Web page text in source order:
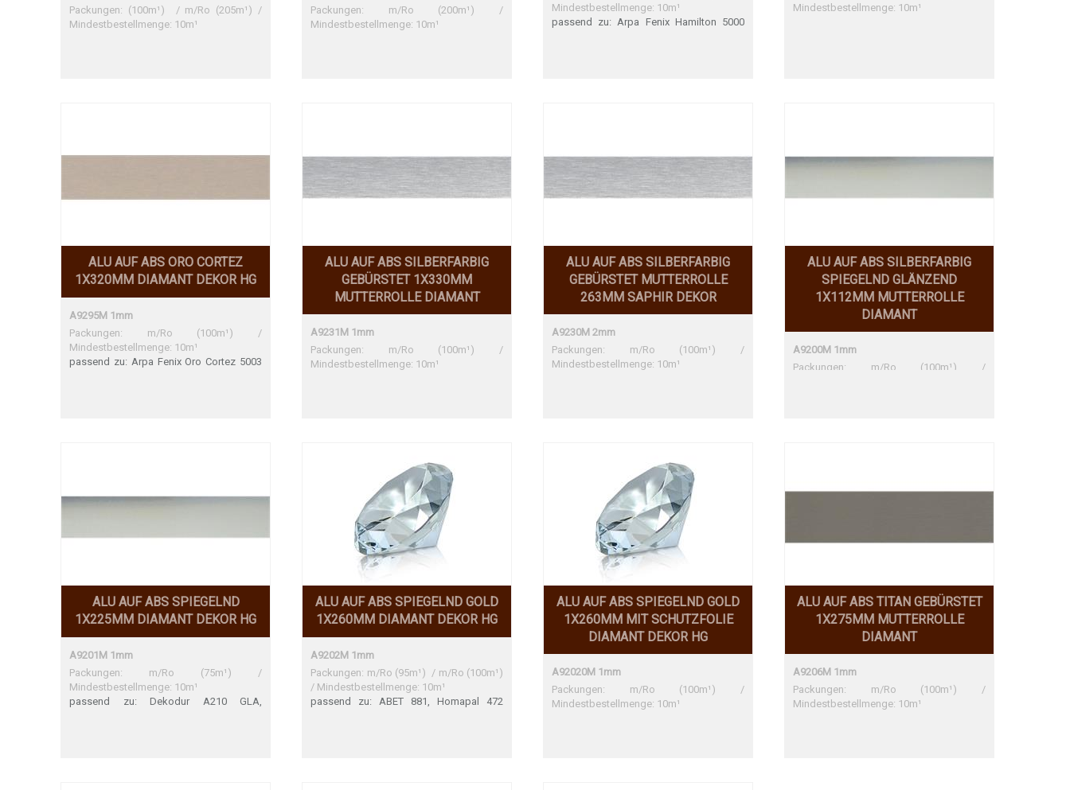
Packungen: (100m¹) / m/Ro (205m¹) /
Mindestbestellmenge: 10m¹
Packungen: m/Ro (200m¹) /
Mindestbestellmenge: 10m¹
Mindestbestellmenge: 10m¹
passend zu: Arpa Fenix Hamilton 5000
Mindestbestellmenge: 10m¹
ALU AUF ABS ORO CORTEZ
1X320MM DIAMANT DEKOR HG
A9295M 1mm
Packungen: m/Ro (100m¹) /
Mindestbestellmenge: 10m¹
passend zu: Arpa Fenix Oro Cortez 5003
ALU AUF ABS SILBERFARBIG
GEBÜRSTET 1X330MM
MUTTERROLLE DIAMANT
A9231M 1mm
Packungen: m/Ro (100m¹) /
Mindestbestellmenge: 10m¹
ALU AUF ABS SILBERFARBIG
GEBÜRSTET MUTTERROLLE
263MM SAPHIR DEKOR
A9230M 2mm
Packungen: m/Ro (100m¹) /
Mindestbestellmenge: 10m¹
ALU AUF ABS SILBERFARBIG
SPIEGELND GLÄNZEND
1X112MM MUTTERROLLE
DIAMANT
A9200M 1mm
Packungen: m/Ro (100m¹) /
ALU AUF ABS SPIEGELND
1X225MM DIAMANT DEKOR HG
A9201M 1mm
Packungen: m/Ro (75m¹) /
Mindestbestellmenge: 10m¹
passend zu: Dekodur A210 GLA,
ALU AUF ABS SPIEGELND GOLD
1X260MM DIAMANT DEKOR HG
A9202M 1mm
Packungen: m/Ro (95m¹) / m/Ro (100m¹)
/ Mindestbestellmenge: 10m¹
passend zu: ABET 881, Homapal 472
ALU AUF ABS SPIEGELND GOLD
1X260MM MIT SCHUTZFOLIE
DIAMANT DEKOR HG
A92020M 1mm
Packungen: m/Ro (100m¹) /
Mindestbestellmenge: 10m¹
ALU AUF ABS TITAN GEBÜRSTET
1X275MM MUTTERROLLE
DIAMANT
A9206M 1mm
Packungen: m/Ro (100m¹) /
Mindestbestellmenge: 10m¹